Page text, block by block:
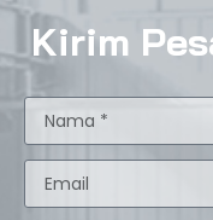
Kirim